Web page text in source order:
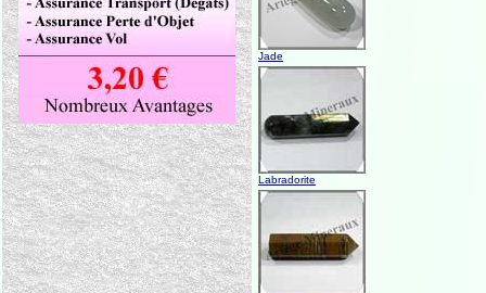
Jade
Labradorite